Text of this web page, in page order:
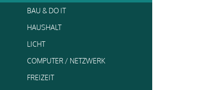
BAU & DO IT
HAUSHALT
LICHT
COMPUTER / NETZWERK
FREIZEIT